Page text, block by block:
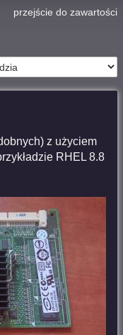
przejście do zawartości
z użyciem
RHEL 8.8